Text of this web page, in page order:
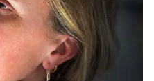
সমাগম হবে। আজ
হবে। আজ মাথা ব্যথা ও